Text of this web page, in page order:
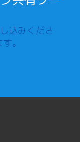
込みくださ
。